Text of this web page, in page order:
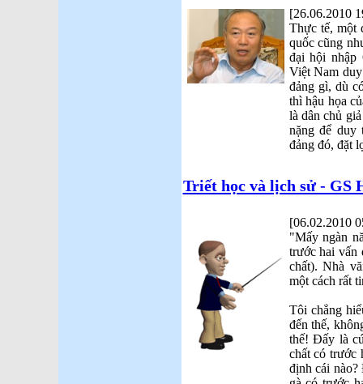
[26.06.2010
Thực tế, một
quốc cũng
đại hội nhập
Việt Nam
đảng gì, dù
thì hậu họa
là dân chủ
nặng để duy
đảng đó, đặt
Triết học và lịch sử - GS
[06.02.2010
"Mấy ngàn
trước hai vấn
chất). Nhà
một cách rất
Tôi chẳng
đến thế,
thế! Đấy là
chất có trước
định cái